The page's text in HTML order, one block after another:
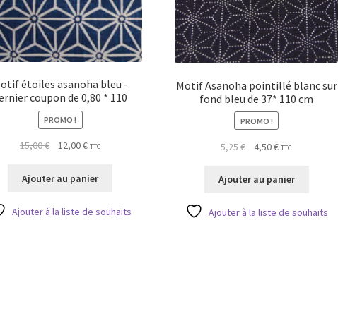
étoiles asanoha bleu -
coupon de 0,80 * 110
PROMO !
15,00€
Le
initial
15,00 €.
12,00€Le
actuel
12,00 €.
TTC
Ajouter au panier
Ajouter à la liste de souhaits
Motif Asanoha pointillé blanc sur
fond bleu de 37* 110 cm
PROMO !
5,25€
Le
initial
5,25 €.
4,50€Le
actuel
4,50 €.
TTC
Ajouter au panier
Ajouter à la liste de souhaits